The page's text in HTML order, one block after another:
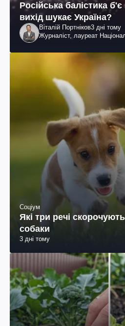
Російська балістика
вихід шукає Україна?
Віталій Портніков3 дні тому
Журналіст, лауреат
Соціум
Які три речі
собаки
3 дні тому